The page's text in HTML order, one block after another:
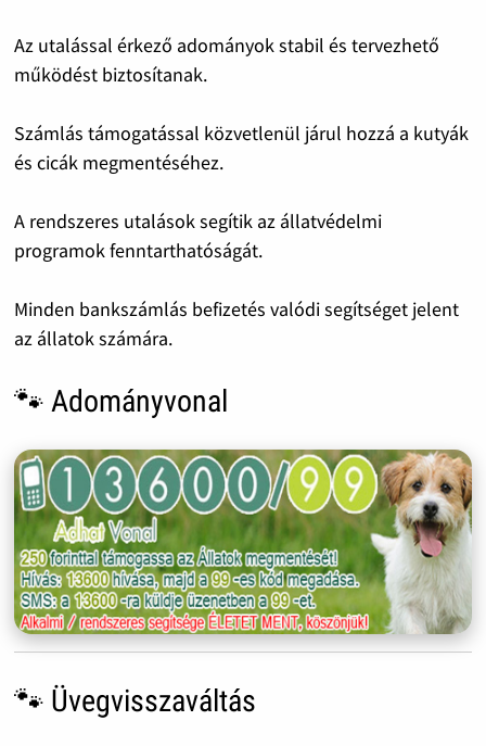
Az utalással érkező adományok stabil és tervezhető
működést biztosítanak.
Számlás támogatással közvetlenül járul hozzá a kutyák
és cicák megmentéséhez.
A rendszeres utalások segítik az állatvédelmi
programok fenntarthatóságát.
Minden bankszámlás befizetés valódi segítséget jelent
az állatok számára.
🐾 Adományvonal
🐾 Üvegvisszaváltás